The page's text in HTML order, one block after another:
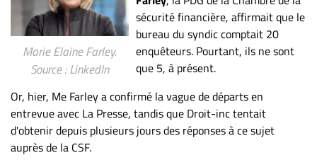
S’abonner
FAQ
Politique de
confidentialité
Marie Elaine Farley.
Source : LinkedIn
sécurité financière, affirmait que le
bureau du syndic comptait 20
enquêteurs. Pourtant, ils ne sont
que 5, à présent.
Or, hier, Me Farley a confirmé la vague de départs en
entrevue avec La Presse, tandis que Droit-inc tentait
d'obtenir depuis plusieurs jours des réponses à ce sujet
auprès de la CSF.